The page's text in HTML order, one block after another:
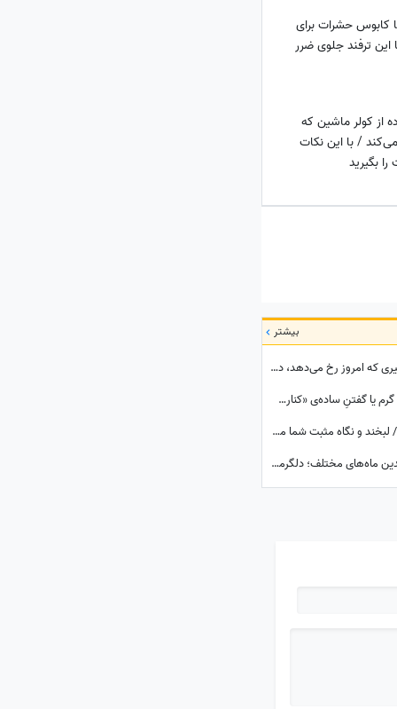
کابوس حشرات برای
ترفند جلوی ضرر
از کولر ماشین که
/ با این نکات
بگیرید
بیشتر
گردونه شانس امروز شنبه 17 مرداد 1405؛ تغییری که امروز رخ می‌دهد، در نگاه اول غیرمنتظره است اما ...
طالع‌بینی روز؛ گاهی یک نگاه پرمهر، یک دستِ گرم یا گفتنِ ساده‌ی «کنارت هستم»، می‌تواند قلبی را برای همیشه آرام کند ... / شنبه 17 مرداد 1405
تعبیر خواب روزانه امروز جمعه 16 مرداد 1405 / لبخند و نگاه مثبت شما می‌تواند حال خودتان و اطرافیانتان را بهتر کند
دعای امروز پنج‌شنبه 15 مرداد 1405 برای متولدین ماه‌های مختلف؛ دلگرمی‌ای برای هر کس که در آرزوها و نیازهای زندگی مانده است